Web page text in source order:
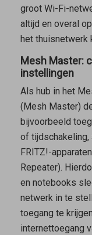
groot Wi-Fi-
altijd en overal
het thuisnetwerk
Mesh Master:
instellingen
Als hub in het
( Mesh Master)
bijvoorbeeld
of tijdschakeling,
FRITZ!-
Repeater).
en notebooks
netwerk in te
toegang te
internettoegang